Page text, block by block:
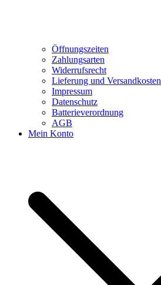
Öffnungszeiten
Zahlungsarten
Widerrufsrecht
Lieferung und Versandkosten
Impressum
Datenschutz
Batterieverordnung
AGB
Mein Konto